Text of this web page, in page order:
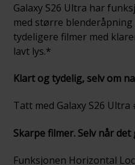
Galaxy S26 Ultra har
med større
tydeligere filmer med
lavt lys.*
Klart og tydelig, selv om
Tatt med Galaxy S26 Ultra
Skarpe filmer. Selv når det
Funksjonen Horizontal